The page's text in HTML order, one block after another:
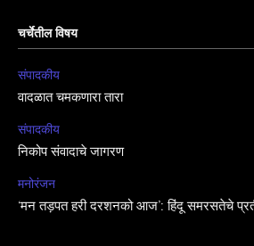
चर्चेतील विषय
संपादकीय
वादळात चमकणारा तारा
संपादकीय
निकोप संवादाचे जागरण
मनोरंजन
‘मन तड़पत हरी दरशनको आज’: हिंदू समरसतेचे